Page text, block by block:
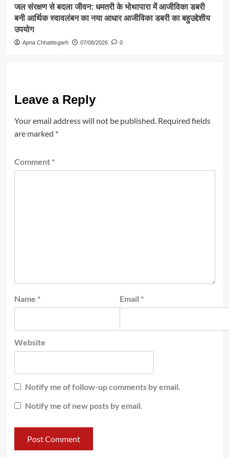
जल संरक्षण से बदला जीवन: धमतरी के भोथापारा में आजीविका डबरी
बनी आर्थिक स्वावलंबन का नया आधार आजीविका डबरी का बहुउद्देशीय
उपयोग
Apna Chhattisgarh 07/08/2026 0
Leave a Reply
Your email address will not be published. Required fields
are marked *
Comment *
Name * Email *
Website
Notify me of follow-up comments by email.
Notify me of new posts by email.